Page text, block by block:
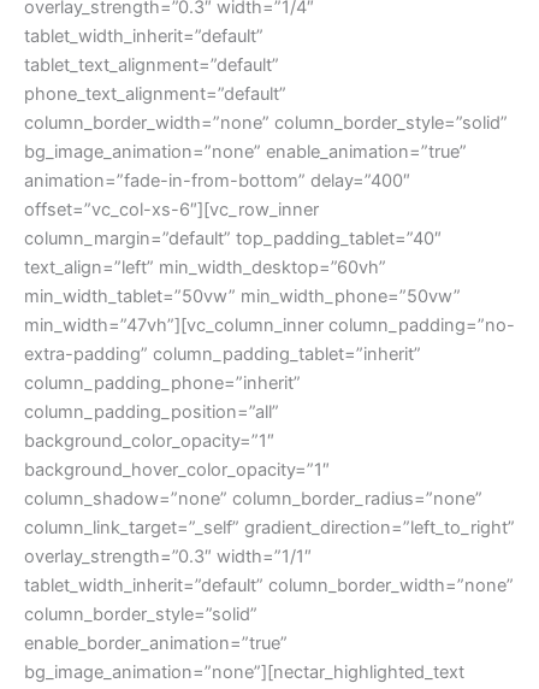
overlay_strength=”0.3″ width=”1/4″
tablet_width_inherit=”default”
tablet_text_alignment=”default”
phone_text_alignment=”default”
column_border_width=”none” column_border_style=”solid”
bg_image_animation=”none” enable_animation=”true”
animation=”fade-in-from-bottom” delay=”400″
offset=”vc_col-xs-6″][vc_row_inner
column_margin=”default” top_padding_tablet=”40″
text_align=”left” min_width_desktop=”60vh”
min_width_tablet=”50vw” min_width_phone=”50vw”
min_width=”47vh”][vc_column_inner column_padding=”no-
extra-padding” column_padding_tablet=”inherit”
column_padding_phone=”inherit”
column_padding_position=”all”
background_color_opacity=”1″
background_hover_color_opacity=”1″
column_shadow=”none” column_border_radius=”none”
column_link_target=”_self” gradient_direction=”left_to_right”
overlay_strength=”0.3″ width=”1/1″
tablet_width_inherit=”default” column_border_width=”none”
column_border_style=”solid”
enable_border_animation=”true”
bg_image_animation=”none”][nectar_highlighted_text